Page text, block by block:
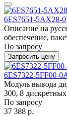
6ES7651-5AX28-
Описание на
обеспечение,
По запросу
Запросить цену
6ES7322-5FF00-
Модуль вывода
300, 8
По запросу
37 388 р.